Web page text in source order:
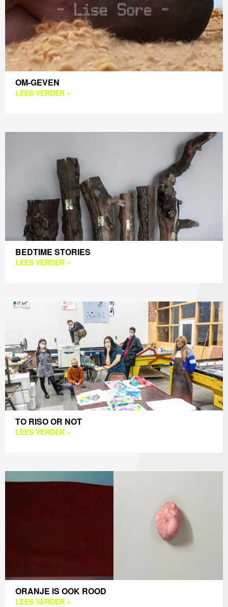
OM-GEVEN
LEES VERDER »
BEDTIME STORIES
LEES VERDER »
TO RISO OR NOT
LEES VERDER »
ORANJE IS OOK ROOD
LEES VERDER »